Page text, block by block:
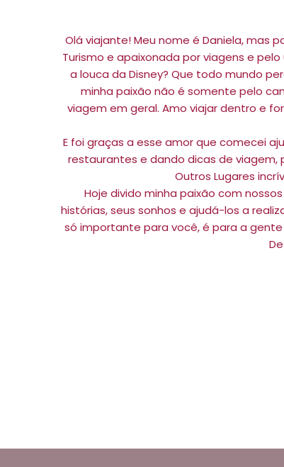
Olá viajante! Meu nome é Daniela, mas
Turismo e apaixonada por viagens e
a louca da Disney? Que todo mundo
minha paixão não é somente pelo
viagem em geral. Amo viajar dentro e
E foi graças a esse amor que comecei
restaurantes e dando dicas de viagem,
Outros Lugares
Hoje divido minha paixão com
histórias, seus sonhos e ajudá-los a
só importante para você, é para a